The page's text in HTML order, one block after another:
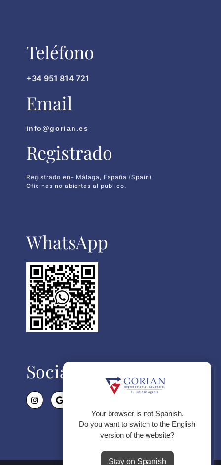
Teléfono
+34 951 814 721
Email
info@gorian.es
Registrado
Registrado en- Málaga, España (Spain)
Oficinas no abiertas al publico.
WhatsApp​
Social
Politica de Cookies
Utilizamos cookies propias para el
página web y de todos sus
servicios, y de terceros para
analizar el tráfico en nuestra página
web. Si continua navegando,
consideramos que acepta su uso.
Your browser is not Spanish.
Do you want to switch to the English
version of the website?
Stay on Spanish